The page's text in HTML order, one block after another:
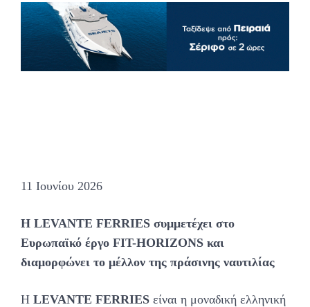
11 Ιουνίου 2026
Η LEVANTE FERRIES συμμετέχει στο
Ευρωπαϊκό έργο FIT-HORIZONS και
διαμορφώνει το μέλλον της πράσινης ναυτιλίας
Η LEVANTE FERRIES είναι η μοναδική ελληνική